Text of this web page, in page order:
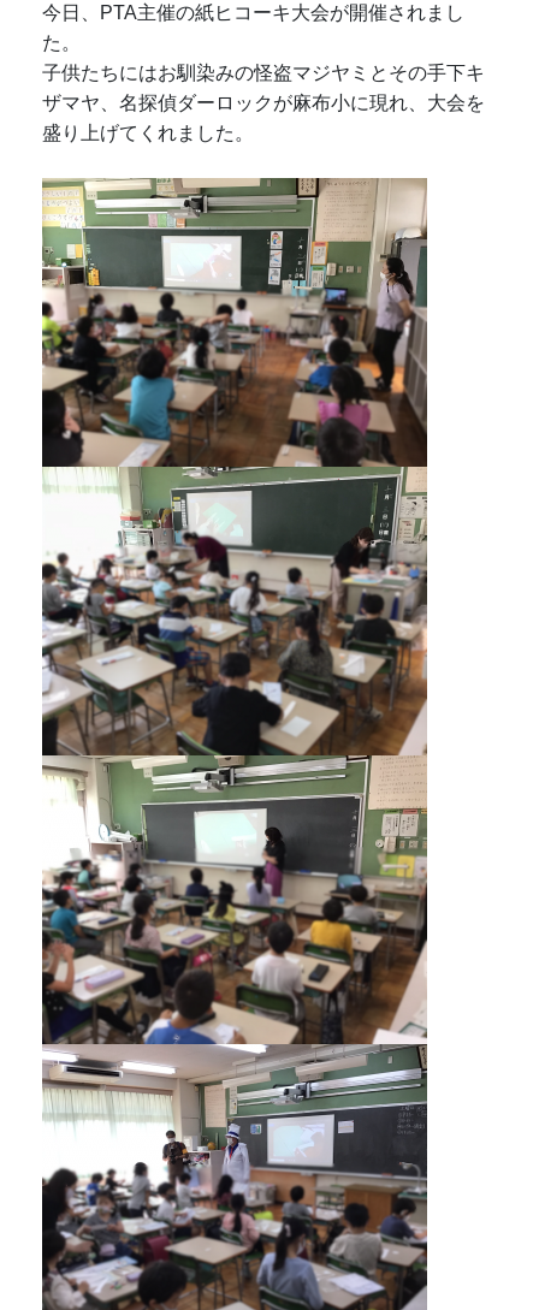
今日、PTA主催の紙ヒコーキ大会が開催されまし
た。
子供たちにはお馴染みの怪盗マジヤミとその手下キ
ザマヤ、名探偵ダーロックが麻布小に現れ、大会を
盛り上げてくれました。